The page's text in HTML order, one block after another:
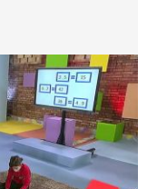
násobků